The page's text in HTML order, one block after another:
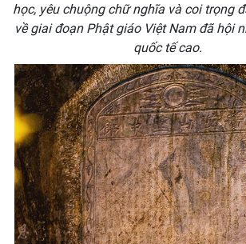
học, yêu chuộng chữ nghĩa và coi trọng
về giai đoạn Phật giáo Việt Nam đã hội
quốc tế cao.